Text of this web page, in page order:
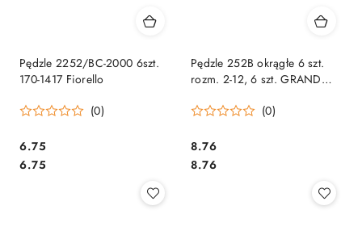
Pędzle 2252/BC-2000 6szt.
170-1417 Fiorello
(0)
Cena:
6.75
Cena:
6.75
Pędzle 252B okrągłe 6 szt.
rozm. 2-12, 6 szt. GRAND
(0)
Cena:
8.76
Cena:
8.76